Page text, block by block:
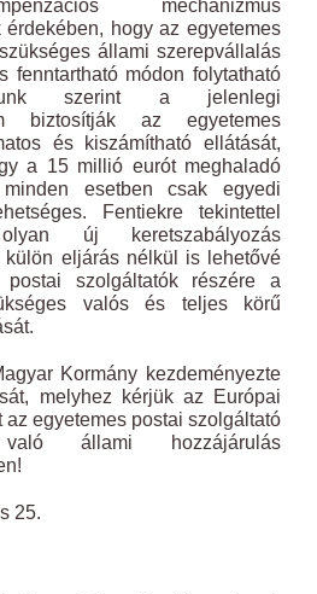
mechanizmus
hogy az egyetemes
állami szerepvállalás
fenntartható módon folytatható
szerint a jelenlegi
biztosítják az egyetemes
és kiszámítható ellátását,
a 15 millió eurót meghaladó
esetben csak egyedi
Fentiekre tekintettel
új keretszabályozás
külön eljárás nélkül is lehetővé
szolgáltatók részére a
valós és teljes körű
Kormány kezdeményezte
melyhez kérjük az Európai
az egyetemes postai szolgáltató
való állami hozzájárulás
25.